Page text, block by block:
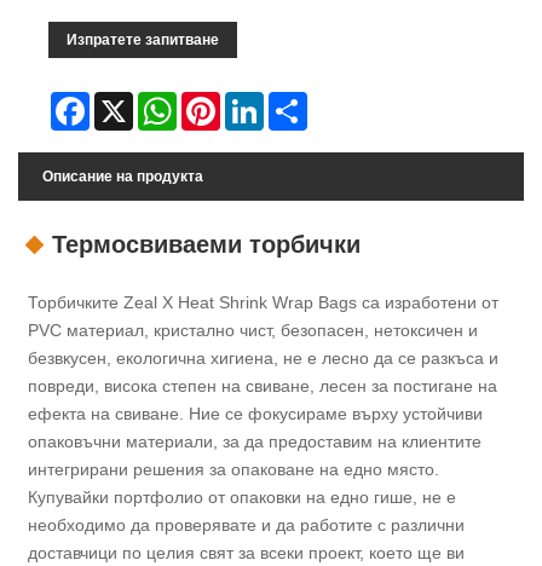
Изпратете запитване
Facebook
X WhatsAppPinterestLinkedIn
Описание на продукта
Термосвиваеми торбички
Торбичките Zeal X Heat Shrink Wrap Bags са изработени от
PVC материал, кристално чист, безопасен, нетоксичен и
безвкусен, екологична хигиена, не е лесно да се разкъса и
повреди, висока степен на свиване, лесен за постигане на
ефекта на свиване. Ние се фокусираме върху устойчиви
опаковъчни материали, за да предоставим на клиентите
интегрирани решения за опаковане на едно място.
Купувайки портфолио от опаковки на едно гише, не е
необходимо да проверявате и да работите с различни
доставчици по целия свят за всеки проект, което ще ви